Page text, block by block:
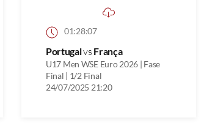
01:28:07
Portugalvs França
U17 Men WSE Euro 2026 | Fase
Final | 1/2 Final
24/07/2025 21:20